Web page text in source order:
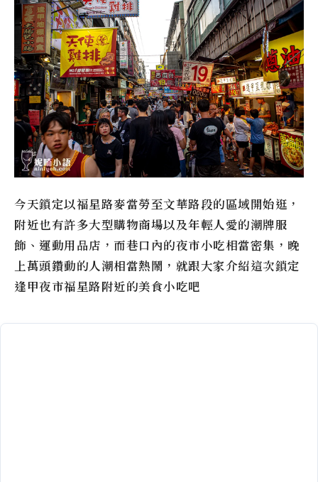
今天鎖定以福星路麥當勞至文華路段的區域開始逛，
附近也有許多大型購物商場以及年輕人愛的潮牌服
飾、運動用品店，而巷口內的夜市小吃相當密集，晚
上萬頭鑽動的人潮相當熱鬧，就跟大家介紹這次鎖定
逢甲夜市福星路附近的美食小吃吧